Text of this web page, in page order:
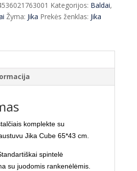
Kategorijos: Baldai,
Žyma: Jika Prekės ženklas: Jika
komplekte su
Jika Cube 65*43 cm.
spintelė
su juodomis rankenėlėmis.